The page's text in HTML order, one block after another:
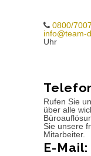
0800/
info@team-
Uhr
Rufen Sie
über alle
Sie unsere
Mitarbeiter.
E-Mail: